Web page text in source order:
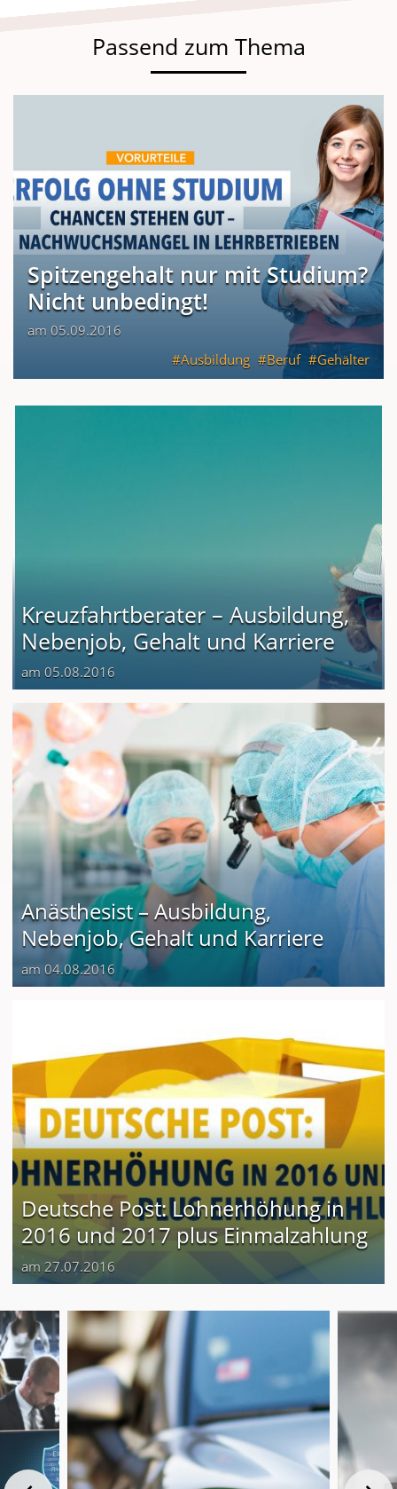
Passend zum Thema
Spitzengehalt nur mit Studium?
Nicht unbedingt!
am 05.09.2016
Ausbildung
Beruf Gehälter
Kreuzfahrtberater – Ausbildung,
Nebenjob, Gehalt und Karriere
am 05.08.2016
Anästhesist – Ausbildung,
Nebenjob, Gehalt und Karriere
am 04.08.2016
Deutsche Post: Lohnerhöhung in
2016 und 2017 plus Einmalzahlung
am 27.07.2016